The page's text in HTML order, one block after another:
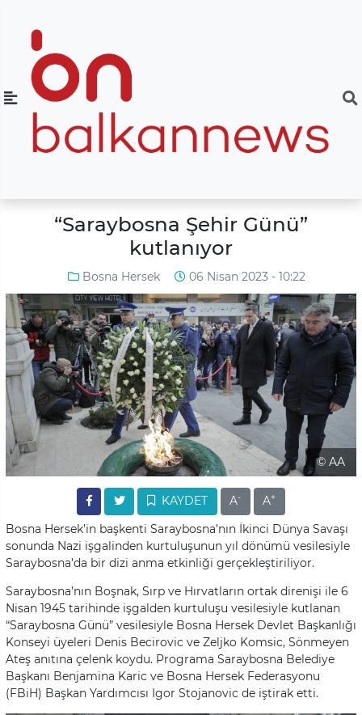
“Saraybosna Şehir Günü”
kutlanıyor
Bosna Hersek 06 Nisan 2023 - 10:22
© AA
KAYDET A- A+
Bosna Hersek’in başkenti Saraybosna’nın İkinci Dünya Savaşı
sonunda Nazi işgalinden kurtuluşunun yıl dönümü vesilesiyle
Saraybosna’da bir dizi anma etkinliği gerçekleştiriliyor.
Saraybosna’nın Boşnak, Sırp ve Hırvatların ortak direnişi ile 6
Nisan 1945 tarihinde işgalden kurtuluşu vesilesiyle kutlanan
“Saraybosna Günü” vesilesiyle Bosna Hersek Devlet Başkanlığı
Konseyi üyeleri Denis Becirovic ve Zeljko Komsic, Sönmeyen
Ateş anıtına çelenk koydu. Programa Saraybosna Belediye
Başkanı Benjamina Karic ve Bosna Hersek Federasyonu
(FBiH) Başkan Yardımcısı Igor Stojanovic de iştirak etti.